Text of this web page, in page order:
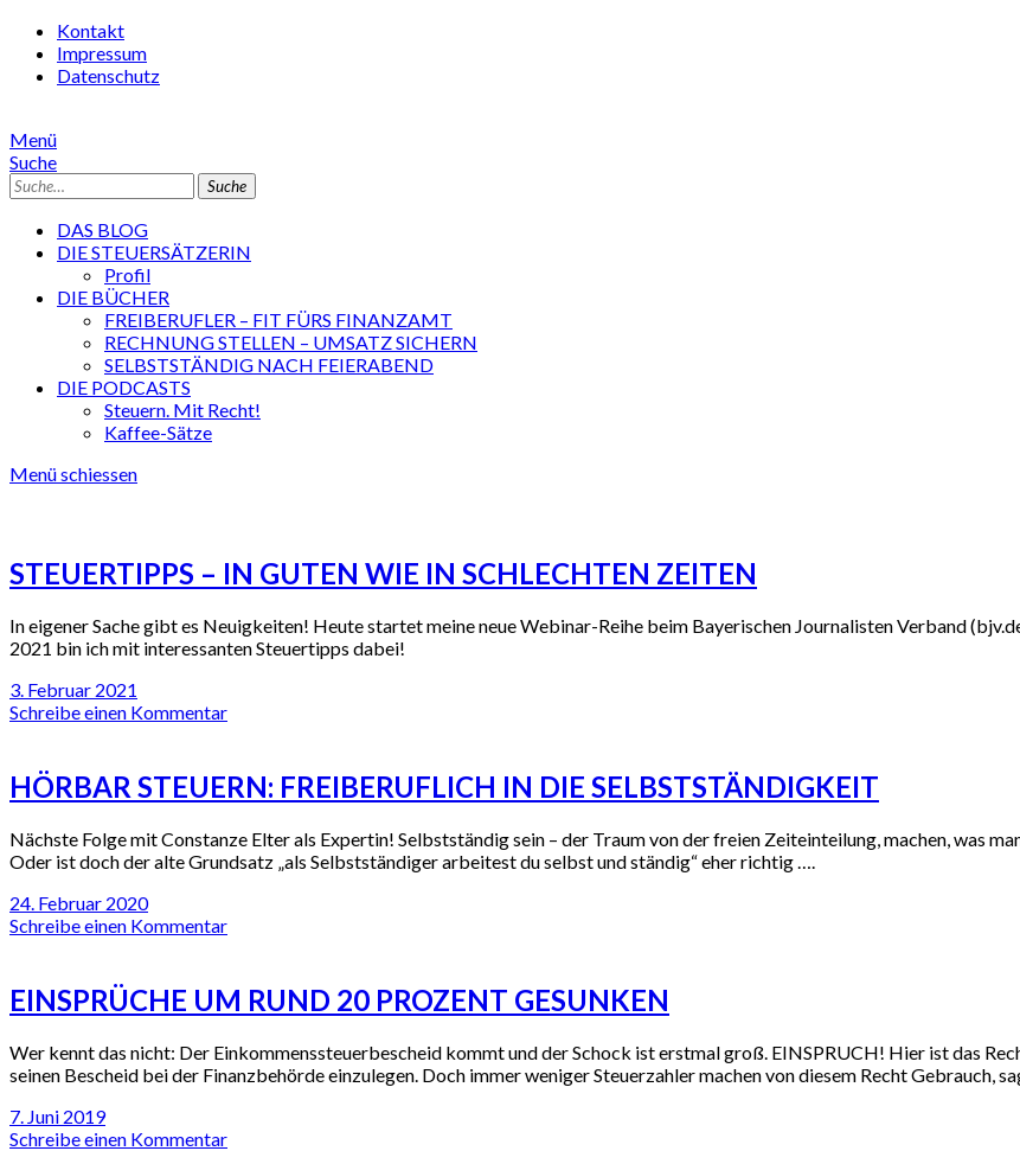
Kontakt
Impressum
Datenschutz
Menü
Suche
Suche
DAS BLOG
DIE STEUERSÄTZERIN
Profil
DIE BÜCHER
FREIBERUFLER – FIT FÜRS FINANZAMT
RECHNUNG STELLEN – UMSATZ SICHERN
SELBSTSTÄNDIG NACH FEIERABEND
DIE PODCASTS
Steuern. Mit Recht!
Kaffee-Sätze
Menü schiessen
STEUERTIPPS – IN GUTEN WIE IN SCHLECHTEN ZEITEN
In eigener Sache gibt es Neuigkeiten! Heute startet meine neue Webinar-Reihe beim Bayerischen Journalisten Verband
2021 bin ich mit interessanten Steuertipps dabei!
3. Februar 2021
Schreibe einen Kommentar
HÖRBAR STEUERN: FREIBERUFLICH IN DIE SELBSTSTÄNDIGKEIT
Nächste Folge mit Constanze Elter als Expertin! Selbstständig sein – der Traum von der freien Zeiteinteilung, machen, was
Oder ist doch der alte Grundsatz „als Selbstständiger arbeitest du selbst und ständig“ eher richtig ….
24. Februar 2020
Schreibe einen Kommentar
EINSPRÜCHE UM RUND 20 PROZENT GESUNKEN
Wer kennt das nicht: Der Einkommenssteuerbescheid kommt und der Schock ist erstmal groß. EINSPRUCH! Hier ist das
seinen Bescheid bei der Finanzbehörde einzulegen. Doch immer weniger Steuerzahler machen von diesem Recht Gebrauch,
7. Juni 2019
Schreibe einen Kommentar